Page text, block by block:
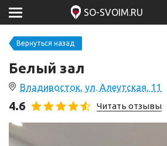
SO-SVOIM.RU
Вернуться назад
Белый зал
Владивосток, ул. Алеутская, 11
4.6 Читать отзывы